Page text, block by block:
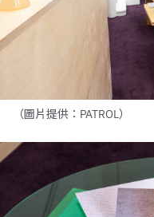
（圖片提供：PATROL）